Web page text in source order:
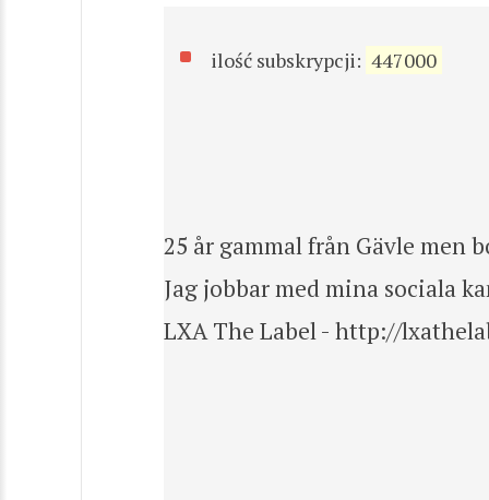
ilość subskrypcji: 447000
25 år gammal från Gävle men
Jag jobbar med mina sociala
LXA The Label - http://